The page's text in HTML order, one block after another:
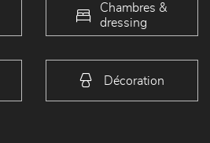
Chambres &
dressing
Décoration